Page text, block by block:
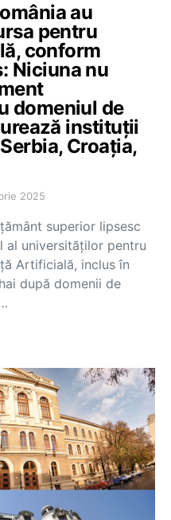
au
pentru
conform
Niciuna nu
domeniul de
instituții
Croația,
2025
superior lipsesc
al universităților pentru
Artificială, inclus în
după domenii de